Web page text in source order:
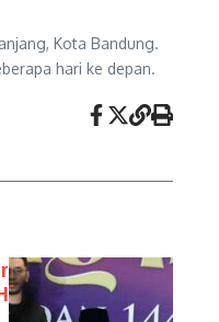
Kota Bandung.
hari ke depan.